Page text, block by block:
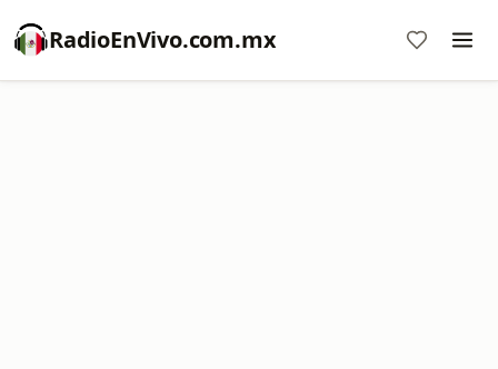
RadioEnVivo.com.mx